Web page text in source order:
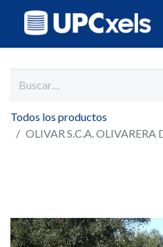
Todos los productos
OLIVAR S.C.A. OLIVARERA